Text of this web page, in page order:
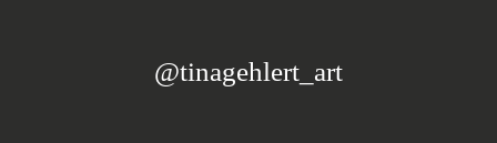
@tinagehlert_art